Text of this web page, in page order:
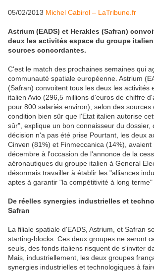
05/02/2013 Michel Cabirol – LaTribune.fr
Astrium (EADS) et Herakles (Safran)
deux les activités espace du groupe
sources concordantes.
C'est le match des prochaines semaines qui
communauté spatiale européenne. Astrium
(Safran) convoitent tous les deux les activités
italien Avio (296,5 millions d'euros de chiffre
pour 800 salariés environ), selon des sources
condition bien sûr que l'Etat italien autorise
sûr", explique un bon connaisseur du dossier,
décision n'a pas été prise Pourtant, les deux
Cinven (81%) et Finmeccanica (14%), avaient
décembre à l'occasion de l'annonce de la
aéronautiques du groupe italien à General
désormais travailler à établir les "alliances
aptes à garantir "la compétitivité à long terme"
De réelles synergies industrielles et
Safran
La filiale spatiale d'EADS, Astrium, et Safran
starting-blocks. Ces deux groupes ne seront
seuls, des fonds italiens risquent de s'inviter
Mais, industriellement, les deux groupes
synergies industrielles et technologiques à